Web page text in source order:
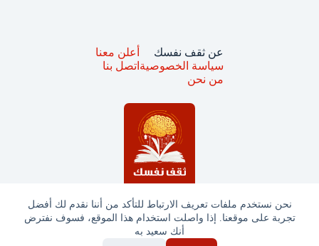
نحن نستخدم ملفات تعريف الارتباط للتأكد من أننا نقدم لك أفضل
تجربة على موقعنا. إذا واصلت استخدام هذا الموقع، فسوف نفترض
أنك سعيد به
جميع الحقوق محفوظة © ثقف نفسك 2025
عن ثقف نفسك
سياسة الخصوصية
من نحن
أعلن معنا
اتصل بنا